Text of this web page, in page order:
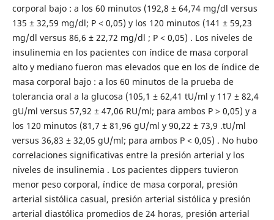
corporal bajo : a los 60 minutos (192,8 ± 64,74 mg/dl versus
135 ± 32,59 mg/dl; P < 0,05) y los 120 minutos (141 ± 59,23
mg/dl versus 86,6 ± 22,72 mg/dl ; P < 0,05) . Los niveles de
insulinemia en los pacientes con índice de masa corporal
alto y mediano fueron mas elevados que en los de índice de
masa corporal bajo : a los 60 minutos de la prueba de
tolerancia oral a la glucosa (105,1 ± 62,41 tU/ml y 117 ± 82,4
gU/ml versus 57,92 ± 47,06 RU/ml; para ambos P > 0,05) y a
los 120 minutos (81,7 ± 81,96 gU/ml y 90,22 ± 73,9 .tU/ml
versus 36,83 ± 32,05 gU/ml; para ambos P < 0,05) . No hubo
correlaciones significativas entre la presión arterial y los
niveles de insulinemia . Los pacientes dippers tuvieron
menor peso corporal, índice de masa corporal, presión
arterial sistólica casual, presión arterial sistólica y presión
arterial diastólica promedios de 24 horas, presión arterial